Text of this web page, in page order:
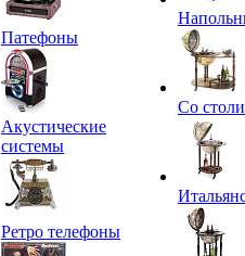
Патефоны
Акустические
системы
Ретро телефоны
Со